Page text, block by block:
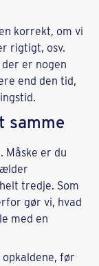
korrekt, om vi
rigtigt, osv.
er nogen
end den tid,
samme
Måske er du
tredje. Som
gør vi, hvad
med en
før